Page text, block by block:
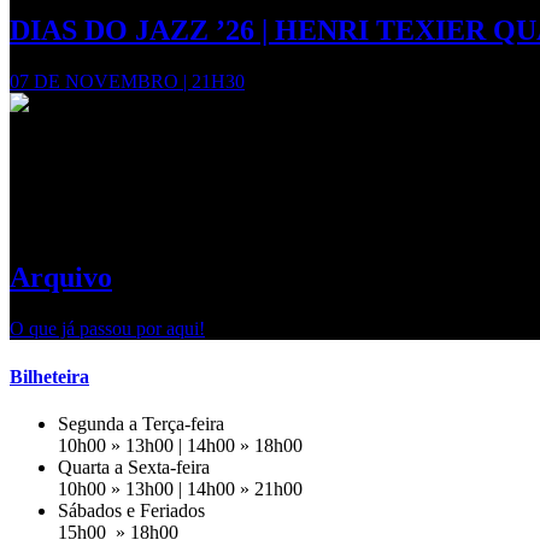
DIAS DO JAZZ ’26 | HENRI TEXIER
07 DE NOVEMBRO | 21H30
Arquivo
O que já passou por aqui!
Bilheteira
Segunda a Terça-feira
10h00 » 13h00 | 14h00 » 18h00
Quarta a Sexta-feira
10h00 » 13h00 | 14h00 » 21h00
Sábados e Feriados
15h00 » 18h00